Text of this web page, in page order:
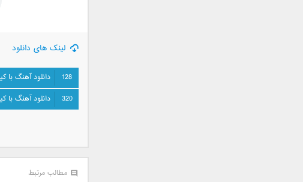
لینک های دانلود
128
دانلود آهنگ با
320
دانلود آهنگ با
مطالب مرتبط